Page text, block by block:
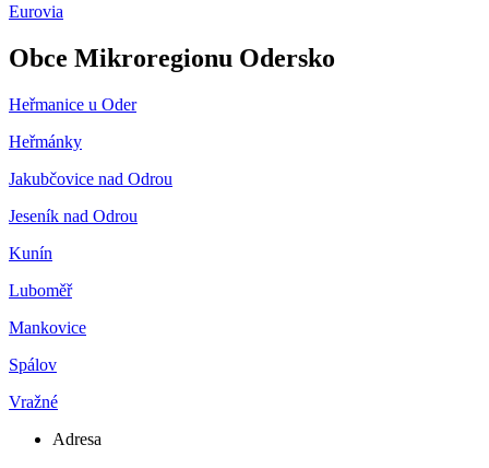
Eurovia
Obce Mikroregionu Odersko
Heřmanice u Oder
Heřmánky
Jakubčovice nad Odrou
Jeseník nad Odrou
Kunín
Luboměř
Mankovice
Spálov
Vražné
Adresa